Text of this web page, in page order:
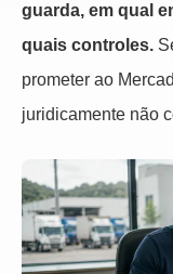
guarda, em qual
quais controles.
prometer ao
juridicamente não